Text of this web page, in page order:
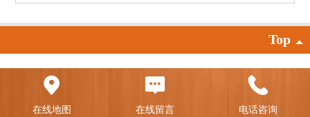
Top
2026 版权所有
凡科商城提供技术支持
在线地图 在线留言 电话咨询